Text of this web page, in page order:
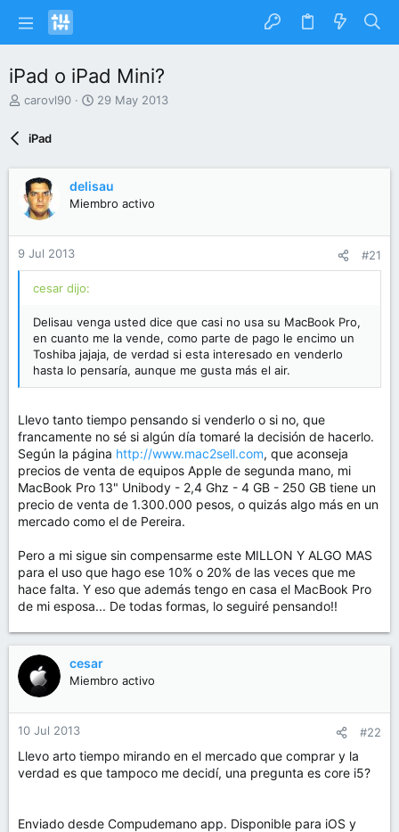
iPad o iPad Mini?
I
c
a
d
o
e
l
carovl90
F
e
i
i
29 May 2013
iPad
delisau
Miembro activo
9 Jul 2013 #21
cesar dijo:
Delisau venga usted dice que casi no usa su MacBook Pro,
en cuanto me la vende, como parte de pago le encimo un
Toshiba jajaja, de verdad si esta interesado en venderlo
hasta lo pensaría, aunque me gusta más el air.
Llevo tanto tiempo pensando si venderlo o si no, que
francamente no sé si algún día tomaré la decisión de hacerlo.
Según la página http://www.mac2sell.com, que aconseja
precios de venta de equipos Apple de segunda mano, mi
MacBook Pro 13" Unibody - 2,4 Ghz - 4 GB - 250 GB tiene un
precio de venta de 1.300.000 pesos, o quizás algo más en un
mercado como el de Pereira.
Pero a mi sigue sin compensarme este MILLON Y ALGO MAS
para el uso que hago ese 10% o 20% de las veces que me
hace falta. Y eso que además tengo en casa el MacBook Pro
de mi esposa... De todas formas, lo seguiré pensando!!
cesar
Miembro activo
10 Jul 2013 #22
Llevo arto tiempo mirando en el mercado que comprar y la
verdad es que tampoco me decidí, una pregunta es core i5?
Enviado desde Compudemano app. Disponible para iOS y